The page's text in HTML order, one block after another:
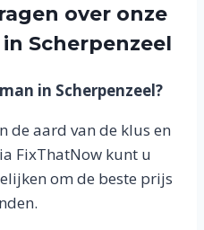
over onze
Scherpenzeel
in Scherpenzeel?
de aard van de klus en
FixThatNow kunt u
om de beste prijs